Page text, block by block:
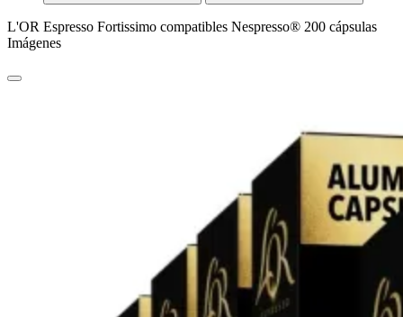
L'OR Espresso Fortissimo compatibles Nespresso® 200 cápsulas
Imágenes